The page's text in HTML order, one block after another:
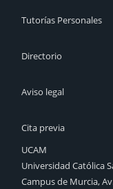
Tutorías Personales
Directorio
Aviso legal
Cita previa
UCAM
Universidad Católica
Campus de Murcia,